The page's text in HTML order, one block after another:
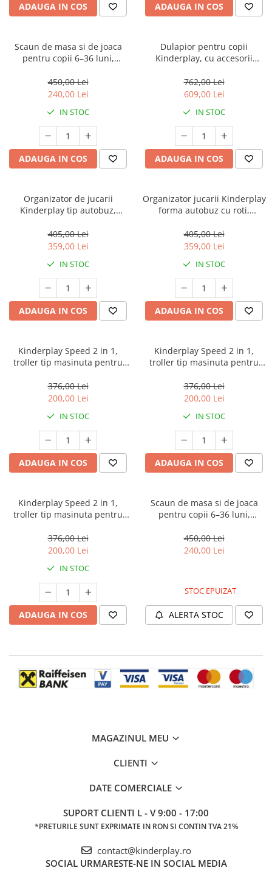
ADAUGA IN COS ADAUGA IN COS
Scaun de masa si de joaca
pentru copii 6–36 luni,
tava detasabila, centura de
siguranta, gri
450,00 Lei
240,00 Lei
IN STOC
ADAUGA IN COS
Dulapior pentru copii
Kinderplay, cu accesorii
multiple optiuni de stocare,
alb
762,00 Lei
609,00 Lei
IN STOC
ADAUGA IN COS
Organizator de jucarii
Kinderplay tip autobuz,
pentru piese lego, accesorii
incluse, verde
405,00 Lei
359,00 Lei
IN STOC
ADAUGA IN COS
Organizator jucarii Kinderplay
forma autobuz cu roti,
pentru piese lego, cafeniu
405,00 Lei
359,00 Lei
IN STOC
ADAUGA IN COS
Kinderplay Speed 2 in 1,
troller tip masinuta pentru
roti moi cauciuc EVA, maner
telescopic, roz pal
376,00 Lei
200,00 Lei
IN STOC
ADAUGA IN COS
Kinderplay Speed 2 in 1,
troller tip masinuta pentru
roti moi cauciuc EVA, maner
telescopic, rosu
376,00 Lei
200,00 Lei
IN STOC
ADAUGA IN COS
Kinderplay Speed 2 in 1,
troller tip masinuta pentru
roti moi cauciuc EVA, maner
telescopic, verde
376,00 Lei
200,00 Lei
IN STOC
ADAUGA IN COS
Scaun de masa si de joaca
pentru copii 6–36 luni,
tava detasabila, centura de
siguranta, bej
450,00 Lei
240,00 Lei
STOC EPUIZAT
ALERTA STOC
MAGAZINUL MEU
CLIENTI
DATE COMERCIALE
SUPORT CLIENTI L - V 9:00 - 17:00
*PRETURILE SUNT EXPRIMATE IN RON SI CONTIN TVA 21%
contact@kinderplay.ro
SOCIAL URMARESTE-NE IN SOCIAL MEDIA